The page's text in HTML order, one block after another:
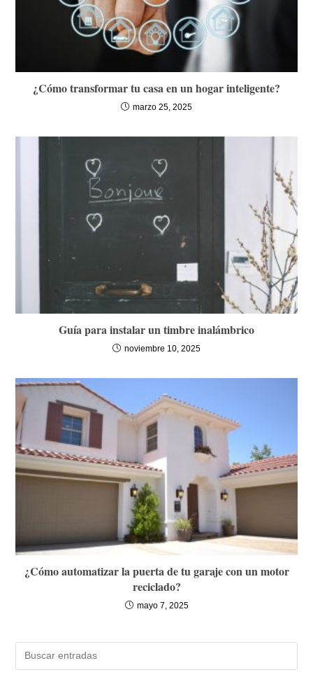
¿Cómo transformar tu casa en un hogar inteligente?
marzo 25, 2025
Guía para instalar un timbre inalámbrico
noviembre 10, 2025
¿Cómo automatizar la puerta de tu garaje con un motor
reciclado?
mayo 7, 2025
Buscar